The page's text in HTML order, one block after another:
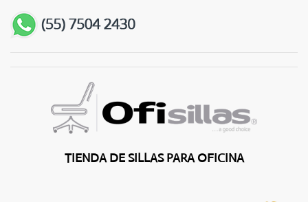
TIENDA DE SILLAS PARA OFICINA